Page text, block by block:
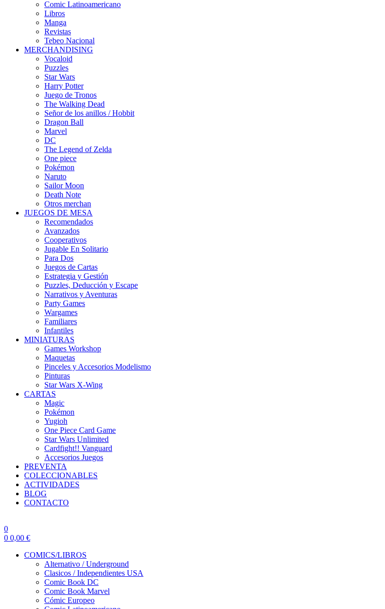
Comic Latinoamericano
Libros
Manga
Revistas
Tebeo Nacional
MERCHANDISING
Vocaloid
Puzzles
Star Wars
Harry Potter
Juego de Tronos
The Walking Dead
Señor de los anillos / Hobbit
Dragon Ball
Marvel
DC
The Legend of Zelda
One piece
Pokémon
Naruto
Sailor Moon
Death Note
Otros merchan
JUEGOS DE MESA
Recomendados
Avanzados
Cooperativos
Jugable En Solitario
Para Dos
Juegos de Cartas
Estrategia y Gestión
Puzzles, Deducción y Escape
Narrativos y Aventuras
Party Games
Wargames
Familiares
Infantiles
MINIATURAS
Games Workshop
Maquetas
Pinceles y Accesorios Modelismo
Pinturas
Star Wars X-Wing
CARTAS
Magic
Pokémon
Yugioh
One Piece Card Game
Star Wars Unlimited
Cardfight!! Vanguard
Accesorios Juegos
PREVENTA
COLECCIONABLES
ACTIVIDADES
BLOG
CONTACTO
0
0 0,00 €
COMICS/LIBROS
Alternativo / Underground
Clasicos / Independientes USA
Comic Book DC
Comic Book Marvel
Cómic Europeo